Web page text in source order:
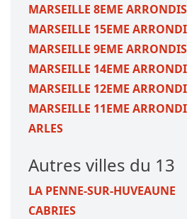
MARSEILLE 8EME
MARSEILLE 15EME
MARSEILLE 9EME
MARSEILLE 14EME
MARSEILLE 12EME
MARSEILLE 11EME
ARLES
Autres villes du 13
LA PENNE-SUR-HUVEAUNE
CABRIES